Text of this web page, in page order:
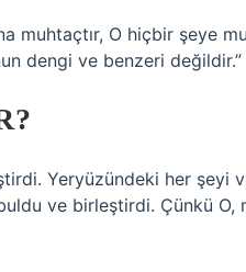
muhtaçtır, O hiçbir şeye
dengi ve benzeri değildir.”
Yeryüzündeki her şeyi
ve birleştirdi. Çünkü O,